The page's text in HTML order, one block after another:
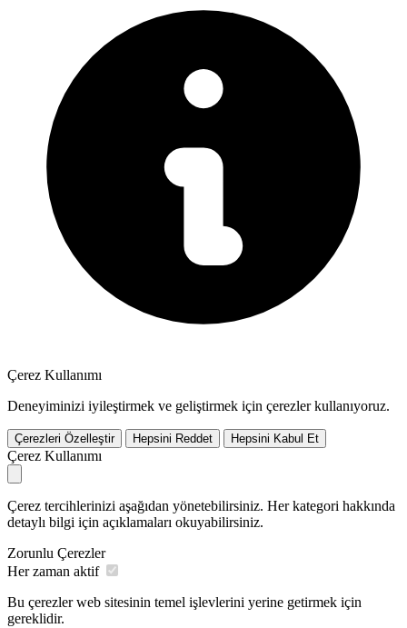
Çerez Kullanımı
Deneyiminizi iyileştirmek ve geliştirmek için çerezler kullanıyoruz.
Çerezleri Özelleştir Hepsini Reddet Hepsini Kabul Et
Çerez Kullanımı
Çerez tercihlerinizi aşağıdan yönetebilirsiniz. Her kategori hakkında
detaylı bilgi için açıklamaları okuyabilirsiniz.
Zorunlu Çerezler
Her zaman aktif
Bu çerezler web sitesinin temel işlevlerini yerine getirmek için
gereklidir.